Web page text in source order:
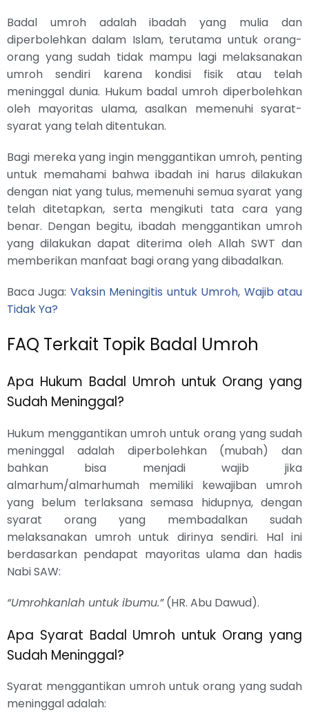
Badal umroh adalah ibadah yang mulia dan
diperbolehkan dalam Islam, terutama untuk orang-
orang yang sudah tidak mampu lagi melaksanakan
umroh sendiri karena kondisi fisik atau telah
meninggal dunia. Hukum badal umroh diperbolehkan
oleh mayoritas ulama, asalkan memenuhi syarat-
syarat yang telah ditentukan.
Bagi mereka yang ingin menggantikan umroh, penting
untuk memahami bahwa ibadah ini harus dilakukan
dengan niat yang tulus, memenuhi semua syarat yang
telah ditetapkan, serta mengikuti tata cara yang
benar. Dengan begitu, ibadah menggantikan umroh
yang dilakukan dapat diterima oleh Allah SWT dan
memberikan manfaat bagi orang yang dibadalkan.
Baca Juga: Vaksin Meningitis untuk Umroh, Wajib atau
Tidak Ya?
FAQ Terkait Topik Badal Umroh
Apa Hukum Badal Umroh untuk Orang yang
Sudah Meninggal?
Hukum menggantikan umroh untuk orang yang sudah
meninggal adalah diperbolehkan (mubah) dan
bahkan bisa menjadi wajib jika
almarhum/almarhumah memiliki kewajiban umroh
yang belum terlaksana semasa hidupnya, dengan
syarat orang yang membadalkan sudah
melaksanakan umroh untuk dirinya sendiri. Hal ini
berdasarkan pendapat mayoritas ulama dan hadis
Nabi SAW:
“Umrohkanlah untuk ibumu.”(HR. Abu Dawud).
Apa Syarat Badal Umroh untuk Orang yang
Sudah Meninggal?
Syarat menggantikan umroh untuk orang yang sudah
meninggal adalah: